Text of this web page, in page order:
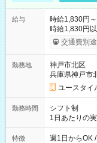
給与
時給1,830円～
時給1,830円
考慮して決定します 【収入例】 週1回勤務
間×4回=5万8,560円 週3回勤務の場合：
月 ※ 雇用形態
用形態：本採
交通費別
勤務地
神戸市北区
兵庫県神戸市
ユースタイ
勤務時間
シフト制
1日あたりの
00 ※週1日～OK ／ 夜勤専従 ＊＊ 勤務時間例 ＊＊ ■22時か
ら翌7時 ■23時か
特徴 週1日からOK